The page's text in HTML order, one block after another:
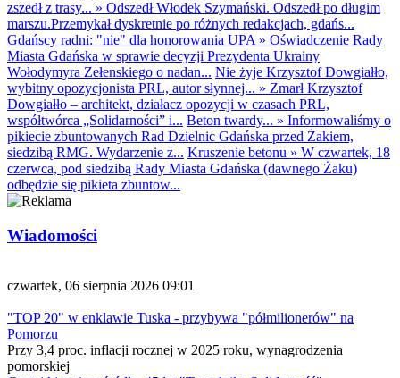
zszedł z trasy... » Odszedł Włodek Szymański. Odszedł po długim
marszu.Przemykał dyskretnie po różnych redakcjach, gdańs...
Gdańscy radni: "nie" dla honorowania UPA » Oświadczenie Rady
Miasta Gdańska w sprawie decyzji Prezydenta Ukrainy
Wołodymyra Zełenskiego o nadan... Nie żyje Krzysztof Dowgiałło,
wybitny opozycjonista PRL, autor słynnej... » Zmarł Krzysztof
Dowgiałło – architekt, działacz opozycji w czasach PRL,
współtwórca „Solidarności” i... Beton twardy... » Informowaliśmy o
pikiecie zbuntowanych Rad Dzielnic Gdańska przed Żakiem,
siedzibą RMG. Wydarzenie z... Kruszenie betonu » W czwartek, 18
czerwca, pod siedzibą Rady Miasta Gdańska (dawnego Żaku)
odbędzie się pikieta zbuntow...
Wiadomości
czwartek, 06 sierpnia 2026 09:01
"TOP 20" w enklawie Tuska - przybywa "półmilionerów" na
Pomorzu
Przy 3,4 proc. inflacji rocznej w 2025 roku, wynagrodzenia
pomorskiej